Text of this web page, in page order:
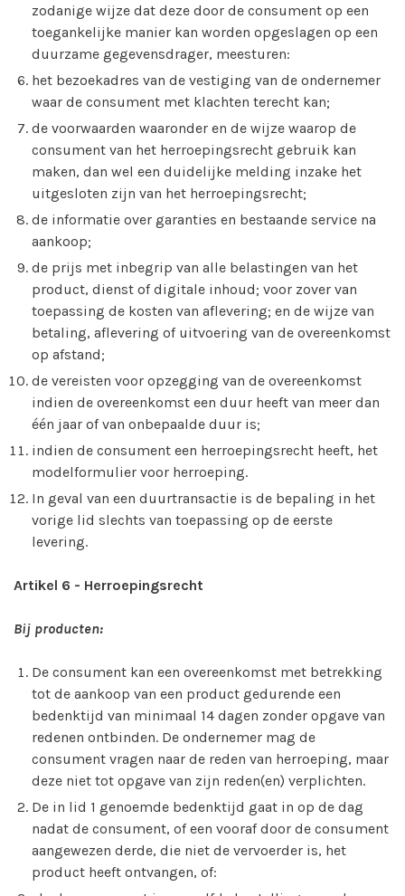
zodanige wijze dat deze door de consument op een
toegankelijke manier kan worden opgeslagen op een
duurzame gegevensdrager, meesturen:
het bezoekadres van de vestiging van de ondernemer
waar de consument met klachten terecht kan;
de voorwaarden waaronder en de wijze waarop de
consument van het herroepingsrecht gebruik kan
maken, dan wel een duidelijke melding inzake het
uitgesloten zijn van het herroepingsrecht;
de informatie over garanties en bestaande service na
aankoop;
de prijs met inbegrip van alle belastingen van het
product, dienst of digitale inhoud; voor zover van
toepassing de kosten van aflevering; en de wijze van
betaling, aflevering of uitvoering van de overeenkomst
op afstand;
de vereisten voor opzegging van de overeenkomst
indien de overeenkomst een duur heeft van meer dan
één jaar of van onbepaalde duur is;
indien de consument een herroepingsrecht heeft, het
modelformulier voor herroeping.
In geval van een duurtransactie is de bepaling in het
vorige lid slechts van toepassing op de eerste
levering.
Artikel 6 - Herroepingsrecht
Bij producten:
De consument kan een overeenkomst met betrekking
tot de aankoop van een product gedurende een
bedenktijd van minimaal 14 dagen zonder opgave van
redenen ontbinden. De ondernemer mag de
consument vragen naar de reden van herroeping, maar
deze niet tot opgave van zijn reden(en) verplichten.
De in lid 1 genoemde bedenktijd gaat in op de dag
nadat de consument, of een vooraf door de consument
aangewezen derde, die niet de vervoerder is, het
product heeft ontvangen, of: